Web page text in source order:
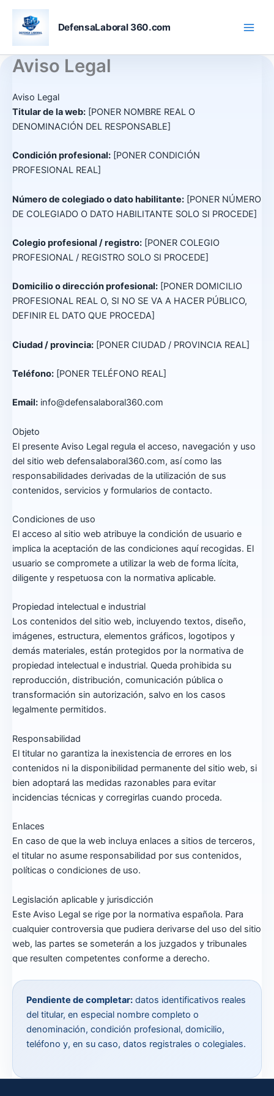
Skip
content
DefensaLaboral 360.com
Aviso Legal
Aviso Legal
Titular de la web: [PONER NOMBRE REAL O
DENOMINACIÓN DEL RESPONSABLE]
Condición profesional: [PONER CONDICIÓN
PROFESIONAL REAL]
Número de colegiado o dato habilitante: [PONER NÚMERO
DE COLEGIADO O DATO HABILITANTE SOLO SI PROCEDE]
Colegio profesional / registro: [PONER COLEGIO
PROFESIONAL / REGISTRO SOLO SI PROCEDE]
Domicilio o dirección profesional: [PONER DOMICILIO
PROFESIONAL REAL O, SI NO SE VA A HACER PÚBLICO,
DEFINIR EL DATO QUE PROCEDA]
Ciudad / provincia: [PONER CIUDAD / PROVINCIA REAL]
Teléfono: [PONER TELÉFONO REAL]
Email: info@defensalaboral360.com
Objeto
El presente Aviso Legal regula el acceso, navegación y uso
del sitio web defensalaboral360.com, así como las
responsabilidades derivadas de la utilización de sus
contenidos, servicios y formularios de contacto.
Condiciones de uso
El acceso al sitio web atribuye la condición de usuario e
implica la aceptación de las condiciones aquí recogidas. El
usuario se compromete a utilizar la web de forma lícita,
diligente y respetuosa con la normativa aplicable.
Propiedad intelectual e industrial
Los contenidos del sitio web, incluyendo textos, diseño,
imágenes, estructura, elementos gráficos, logotipos y
demás materiales, están protegidos por la normativa de
propiedad intelectual e industrial. Queda prohibida su
reproducción, distribución, comunicación pública o
transformación sin autorización, salvo en los casos
legalmente permitidos.
Responsabilidad
El titular no garantiza la inexistencia de errores en los
contenidos ni la disponibilidad permanente del sitio web, si
bien adoptará las medidas razonables para evitar
incidencias técnicas y corregirlas cuando proceda.
Enlaces
En caso de que la web incluya enlaces a sitios de terceros,
el titular no asume responsabilidad por sus contenidos,
políticas o condiciones de uso.
Legislación aplicable y jurisdicción
Este Aviso Legal se rige por la normativa española. Para
cualquier controversia que pudiera derivarse del uso del sitio
web, las partes se someterán a los juzgados y tribunales
que resulten competentes conforme a derecho.
Pendiente de completar:datos identificativos reales
del titular, en especial nombre completo o
denominación, condición profesional, domicilio,
teléfono y, en su caso, datos registrales o colegiales.